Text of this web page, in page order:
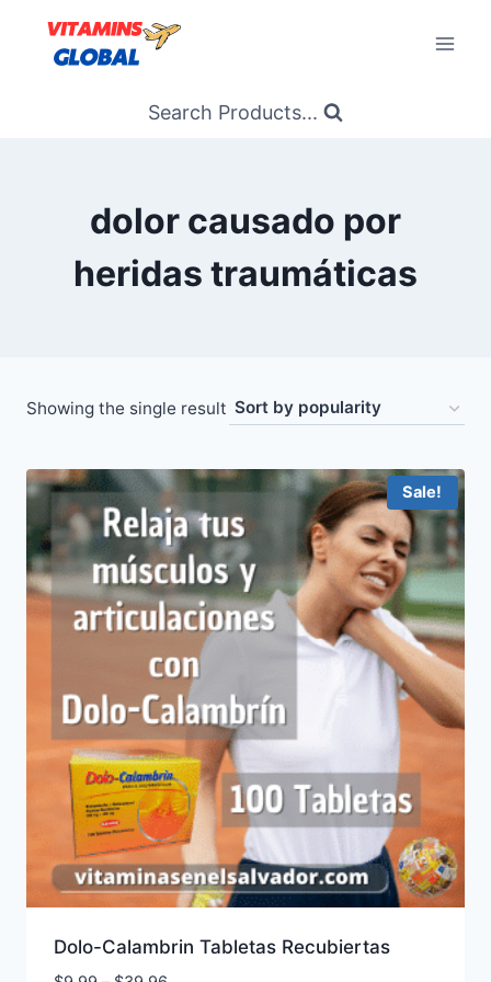
content
Search Products...
dolor causado por
heridas traumáticas
Showing the single result
Sale!
Dolo-Calambrin Tabletas Recubiertas